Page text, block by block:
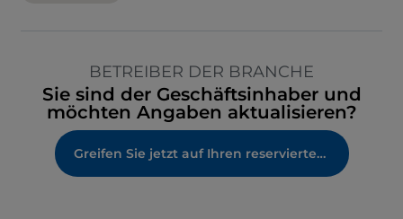
BETREIBER DER BRANCHE
Sie sind der Geschäftsinhaber und
möchten Angaben aktualisieren?
Greifen Sie jetzt auf Ihren reservierten Bereich zu